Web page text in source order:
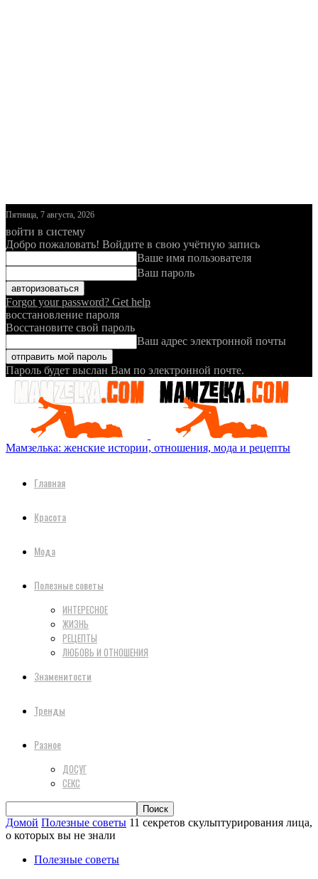
Пятница, 7 августа, 2026
войти в систему
Добро пожаловать! Войдите в свою учётную запись
Ваше имя пользователя
Ваш пароль
Forgot your password? Get help
восстановление пароля
Восстановите свой пароль
Ваш адрес электронной почты
Пароль будет выслан Вам по электронной почте.
Мамзелька: женские истории, отношения, мода и рецепты
Главная
Красота
Мода
Полезные советы
ИНТЕРЕСНОЕ
ЖИЗНЬ
РЕЦЕПТЫ
ЛЮБОВЬ И ОТНОШЕНИЯ
Знаменитости
Тренды
Разное
ДОСУГ
СЕКС
Домой Полезные советы 11 секретов скульптурирования лица,
о которых вы не знали
Полезные советы